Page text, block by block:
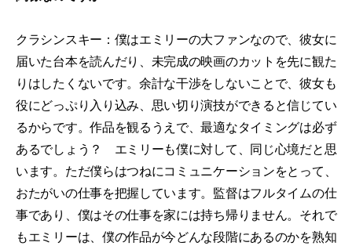
クラシンスキー：僕はエミリーの大ファンなので、彼女に
届いた台本を読んだり、未完成の映画のカットを先に観た
りはしたくないです。余計な干渉をしないことで、彼女も
役にどっぷり入り込み、思い切り演技ができると信じてい
るからです。作品を観るうえで、最適なタイミングは必ず
あるでしょう？ エミリーも僕に対して、同じ心境だと思
います。ただ僕らはつねにコミュニケーションをとって、
おたがいの仕事を把握しています。監督はフルタイムの仕
事であり、僕はその仕事を家には持ち帰りません。それで
もエミリーは、僕の作品が今どんな段階にあるのかを熟知